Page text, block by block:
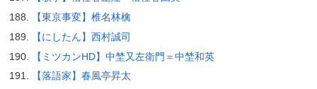
【東京事変】椎名林檎
【にしたん】西村誠司
【ミツカンHD】中埜又左衛門＝中埜和英
【落語家】春風亭昇太